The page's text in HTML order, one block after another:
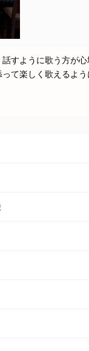
すように歌う方が
て楽しく歌えるよ
綾